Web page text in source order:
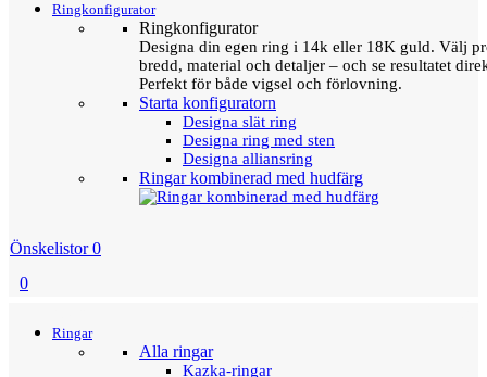
Ringkonfigurator
Ringkonfigurator
Designa din egen ring i 14k eller 18K guld. Välj
bredd, material och detaljer – och se resultatet
Perfekt för både vigsel och förlovning.
Starta konfiguratorn
Designa slät ring
Designa ring med sten
Designa alliansring
Ringar kombinerad med hudfärg
Önskelistor 0
0
Ringar
Alla ringar
Kazka-ringar